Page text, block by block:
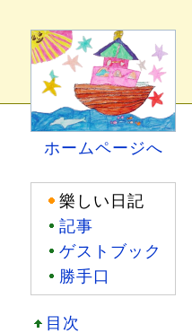
ホームページへ
樂しい日記
記事
ゲストブック
勝手口
目次